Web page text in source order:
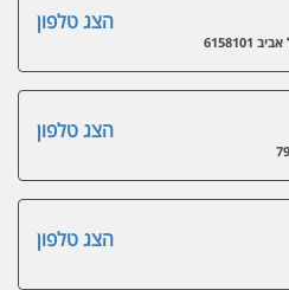
הצג טלפון
הצג טלפון
הצג טלפון